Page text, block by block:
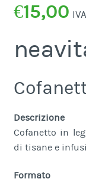
€15,00
Descrizione
Cofanetto in
di tisane e
Formato